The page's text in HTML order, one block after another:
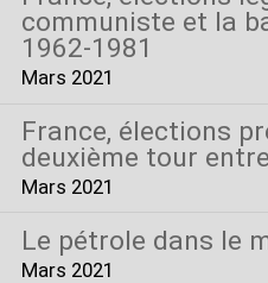
communiste et la
1962-1981
Mars 2021
France, élections
deuxième tour
Mars 2021
Le pétrole dans le
Mars 2021